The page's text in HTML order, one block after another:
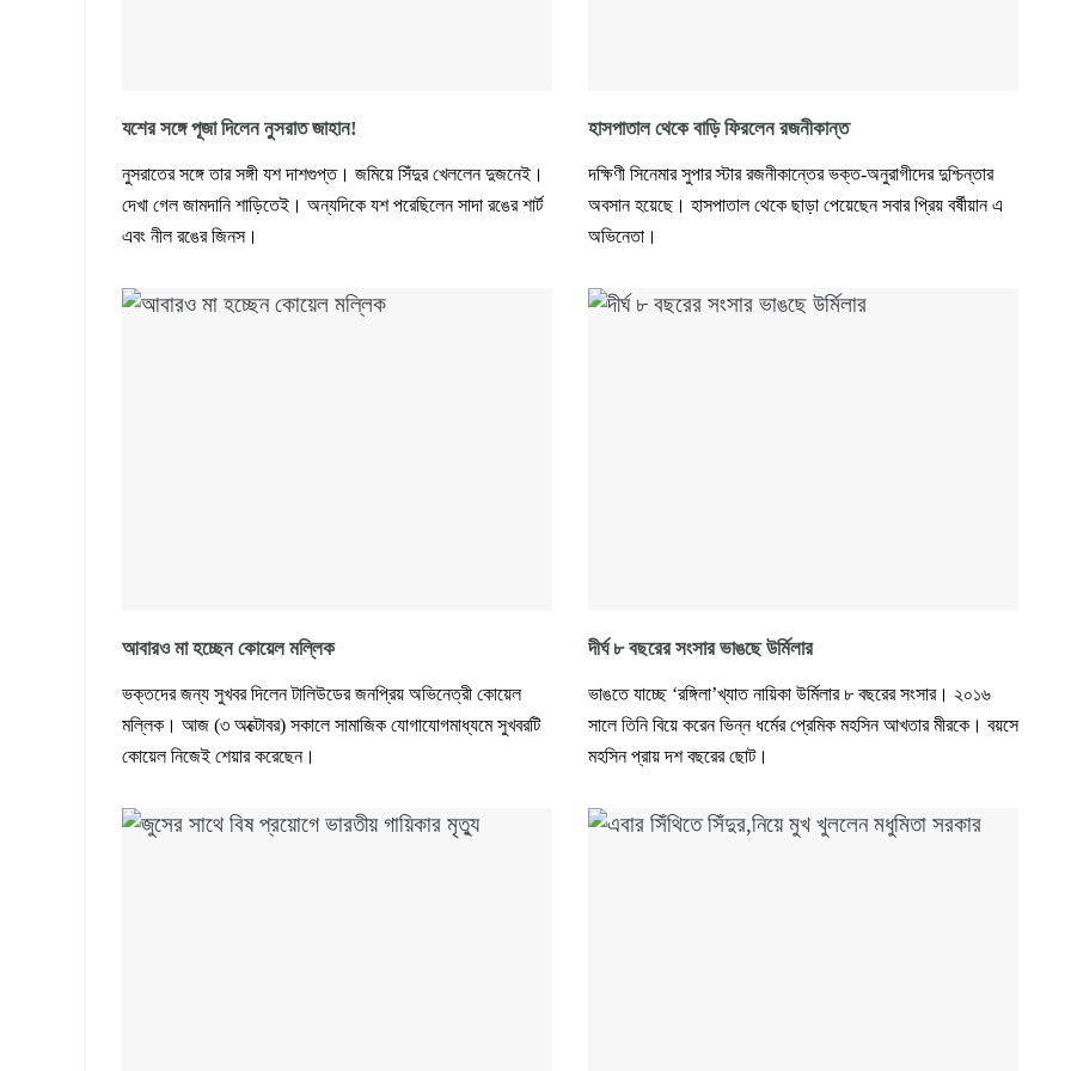
যশের সঙ্গে পূজা দিলেন নুসরাত জাহান!
নুসরাতের সঙ্গে তার সঙ্গী যশ দাশগুপ্ত। জমিয়ে সিঁদুর খেললেন দুজনেই।
দেখা গেল জামদানি শাড়িতেই। অন্যদিকে যশ পরেছিলেন সাদা রঙের শার্ট
এবং নীল রঙের জিনস।
হাসপাতাল থেকে বাড়ি ফিরলেন রজনীকান্ত
দক্ষিণী সিনেমার সুপার স্টার রজনীকান্তের ভক্ত-অনুরাগীদের দুশ্চিন্তার
অবসান হয়েছে। হাসপাতাল থেকে ছাড়া পেয়েছেন সবার প্রিয় বর্ষীয়ান এ
অভিনেতা।
আবারও মা হচ্ছেন কোয়েল মল্লিক
ভক্তদের জন্য সুখবর দিলেন টালিউডের জনপ্রিয় অভিনেত্রী কোয়েল
মল্লিক। আজ (৩ অক্টোবর) সকালে সামাজিক যোগাযোগমাধ্যমে সুখবরটি
কোয়েল নিজেই শেয়ার করেছেন।
দীর্ঘ ৮ বছরের সংসার ভাঙছে উর্মিলার
ভাঙতে যাচ্ছে ‘রঙ্গিলা’খ্যাত নায়িকা উর্মিলার ৮ বছরের সংসার। ২০১৬
সালে তিনি বিয়ে করেন ভিন্ন ধর্মের প্রেমিক মহসিন আখতার মীরকে। বয়সে
মহসিন প্রায় দশ বছরের ছোট।